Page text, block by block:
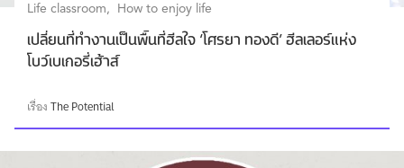
Life classroom How to enjoy life
เปลี่ยนที่ทำงานเป็นพื้นที่ฮีลใจ ‘โศรยา ทองดี’ ฮีลเลอร์แห่ง
โบว์เบเกอรี่เฮ้าส์
เรื่องThe Potential